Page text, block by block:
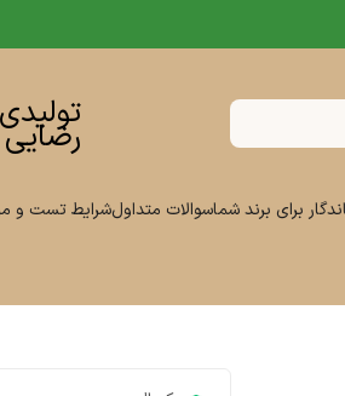
رضایی
برای برند شماسوالات متداولشرایط تست و